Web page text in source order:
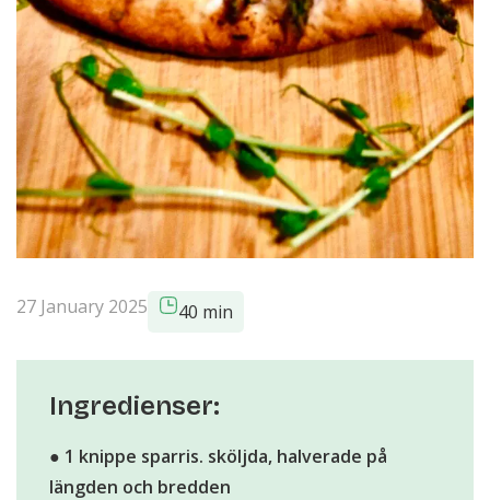
27 January 2025 40 min
Ingredienser:
● 1 knippe sparris. sköljda, halverade på
längden och bredden